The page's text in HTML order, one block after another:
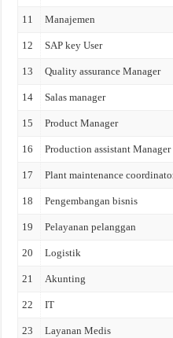
11 Manajemen
12 SAP key User
13 Quality assurance Manager
14 Salas manager
15 Product Manager
16 Production assistant Manager
17 Plant maintenance
18 Pengembangan bisnis
19 Pelayanan pelanggan
20 Logistik
21 Akunting
22 IT
23 Layanan Medis